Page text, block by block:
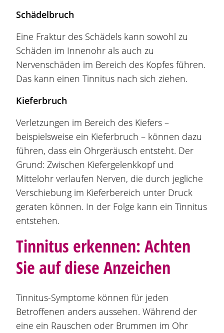
Schädelbruch
Eine Fraktur des Schädels kann sowohl zu
Schäden im Innenohr als auch zu
Nervenschäden im Bereich des Kopfes führen.
Das kann einen Tinnitus nach sich ziehen.
Kieferbruch
Verletzungen im Bereich des Kiefers –
beispielsweise ein Kieferbruch – können dazu
führen, dass ein Ohrgeräusch entsteht. Der
Grund: Zwischen Kiefergelenkkopf und
Mittelohr verlaufen Nerven, die durch jegliche
Verschiebung im Kieferbereich unter Druck
geraten können. In der Folge kann ein Tinnitus
entstehen.
Tinnitus erkennen: Achten
Sie auf diese Anzeichen
Tinnitus-Symptome können für jeden
Betroffenen anders aussehen. Während der
eine ein Rauschen oder Brummen im Ohr